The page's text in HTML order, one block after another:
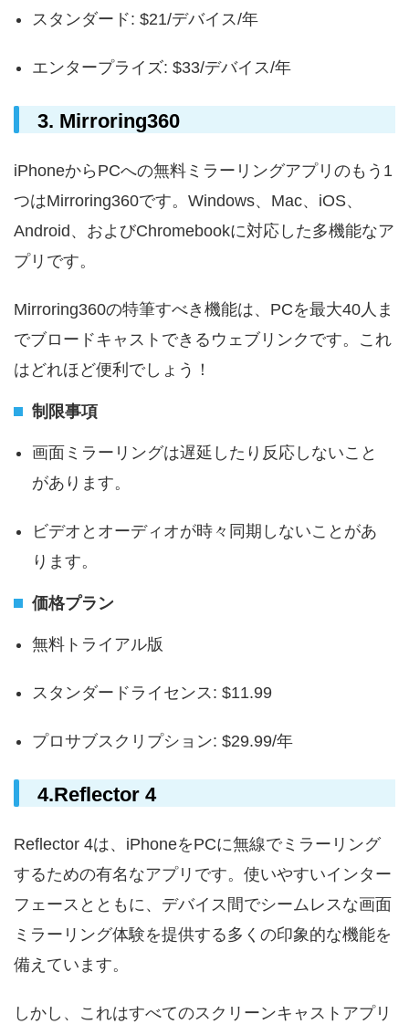
スタンダード: $21/デバイス/年
エンタープライズ: $33/デバイス/年
3. Mirroring360
iPhoneからPCへの無料ミラーリングアプリのもう1
つはMirroring360です。Windows、Mac、iOS、
Android、およびChromebookに対応した多機能なア
プリです。
Mirroring360の特筆すべき機能は、PCを最大40人ま
でブロードキャストできるウェブリンクです。これ
はどれほど便利でしょう！
制限事項
画面ミラーリングは遅延したり反応しないこと
があります。
ビデオとオーディオが時々同期しないことがあ
ります。
価格プラン
無料トライアル版
スタンダードライセンス: $11.99
プロサブスクリプション: $29.99/年
4.Reflector 4
Reflector 4は、iPhoneをPCに無線でミラーリング
するための有名なアプリです。使いやすいインター
フェースとともに、デバイス間でシームレスな画面
ミラーリング体験を提供する多くの印象的な機能を
備えています。
しかし、これはすべてのスクリーンキャストアプリ